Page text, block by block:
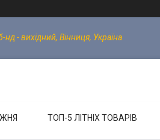
- вихідний, Вінниця, Україна
ТОП-5 ЛІТНІХ ТОВАРІВ